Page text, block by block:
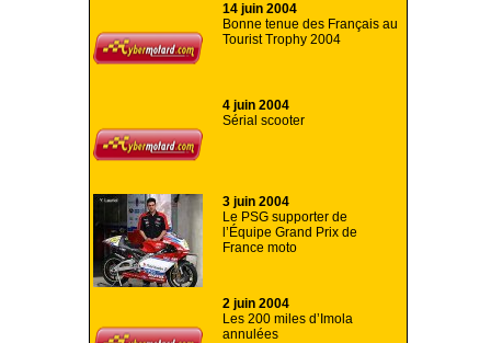
14 juin 2004
Bonne tenue des Français au
Tourist Trophy 2004
4 juin 2004
Sérial scooter
3 juin 2004
Le PSG supporter de
l’Équipe Grand Prix de
France moto
2 juin 2004
Les 200 miles d’Imola
annulées